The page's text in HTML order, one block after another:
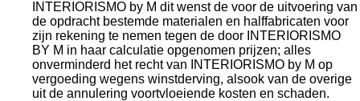
INTERIORISMO by M dit wenst de voor de uitvoering van
de opdracht bestemde materialen en halffabricaten voor
zijn rekening te nemen tegen de door INTERIORISMO
BY M in haar calculatie opgenomen prijzen; alles
onverminderd het recht van INTERIORISMO by M op
vergoeding wegens winstderving, alsook van de overige
uit de annulering voortvloeiende kosten en schaden.